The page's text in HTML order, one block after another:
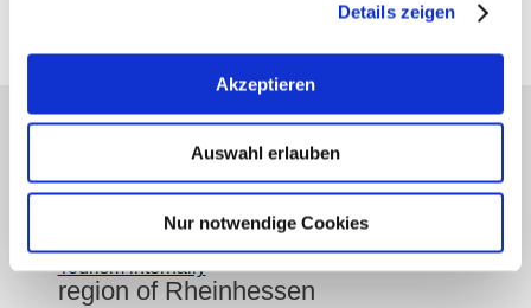
Details zeigen
Akzeptieren
Auswahl erlauben
Nur notwendige Cookies
partners
Login wine industry
Tourism internally
region of Rheinhessen